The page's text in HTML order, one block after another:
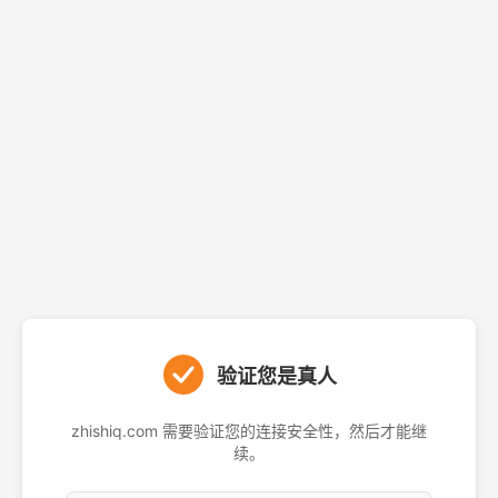
验证您是真人
zhishiq.com 需要验证您的连接安全性，然后才能继
续。